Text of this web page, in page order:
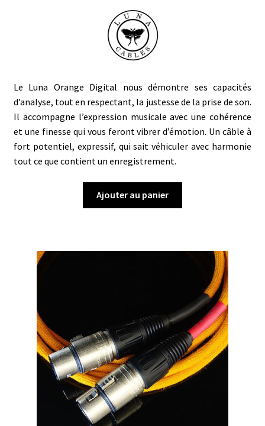
Le Luna Orange Digital nous démontre ses capacités
d’analyse, tout en respectant, la justesse de la prise de son.
Il accompagne l’expression musicale avec une cohérence
et une finesse qui vous feront vibrer d’émotion. Un câble à
fort potentiel, expressif, qui sait véhiculer avec harmonie
tout ce que contient un enregistrement.
Ajouter au panier